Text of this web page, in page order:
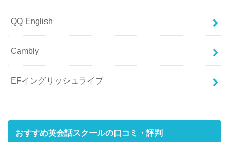
QQ English
Cambly
EFイングリッシュライブ
おすすめ英会話スクールの口コミ・評判